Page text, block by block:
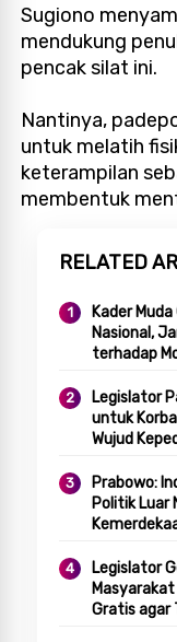
Sugiono
mendukung
pencak silat ini.
Nantinya,
untuk melatih
keterampilan
membentuk
RELATED
Kader
Nasional,
terhadap
Legislator
untuk
Wujud
Prabowo:
Politik Luar
Legislator
Gratis agar